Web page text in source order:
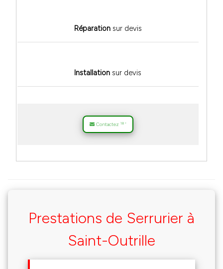
Réparationsur devis
Installation sur devis
Contactez 18 *
Prestations de Serrurier à
Saint-Outrille